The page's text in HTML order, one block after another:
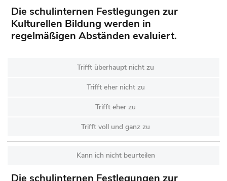
Die schulinternen Festlegungen zur
Kulturellen Bildung werden in
regelmäßigen Abständen evaluiert.
Trifft überhaupt nicht zu
Trifft eher nicht zu
Trifft eher zu
Trifft voll und ganz zu
Kann ich nicht beurteilen